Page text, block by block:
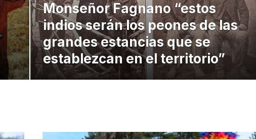
Monseñor Fagnano “estos
indios serán los peones de las
grandes estancias que se
establezcan en el territorio”